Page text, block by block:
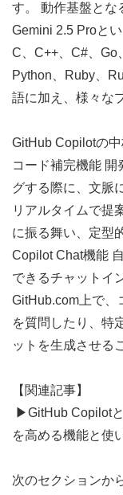
す。 動作基盤とな
Gemini 2.5 Proと
C、C++、C#、Go
Python、Ruby、
語に加え、様々な
GitHub Copilotの
コード補完機能
グする際に、文脈
リアルタイムで提
に振る舞い、定型
Copilot Chat機能
できるチャットイ
GitHub.com上で、
を質問したり、特
ットを生成させる
【関連記事】
▶︎GitHub Copilot
を高める機能と使
次のセクションか